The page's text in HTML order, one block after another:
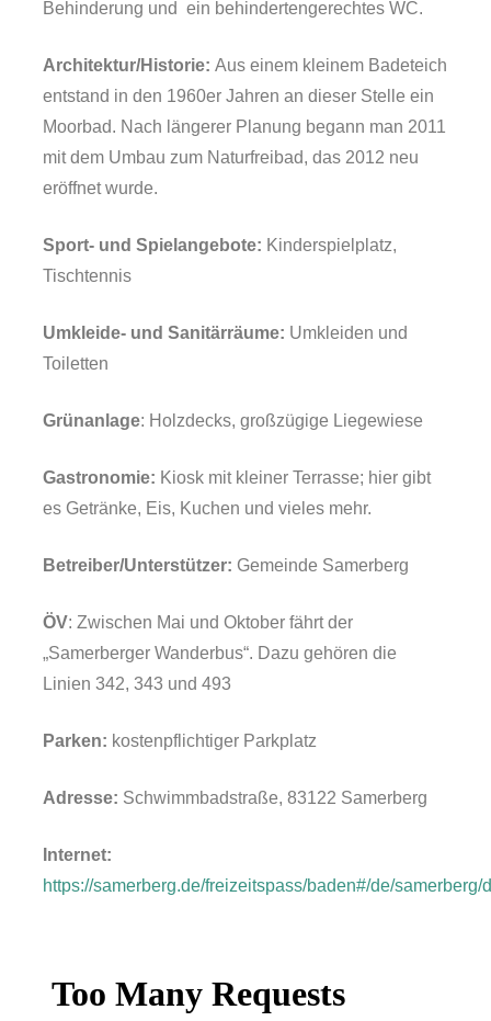
Behinderung und ein behindertengerechtes WC.
Architektur/Historie: Aus einem kleinem Badeteich
entstand in den 1960er Jahren an dieser Stelle ein
Moorbad. Nach längerer Planung begann man 2011
mit dem Umbau zum Naturfreibad, das 2012 neu
eröffnet wurde.
Sport- und Spielangebote: Kinderspielplatz,
Tischtennis
Umkleide- und Sanitärräume: Umkleiden und
Toiletten
Grünanlage: Holzdecks, großzügige Liegewiese
Gastronomie: Kiosk mit kleiner Terrasse; hier gibt
es Getränke, Eis, Kuchen und vieles mehr.
Betreiber/Unterstützer: Gemeinde Samerberg
ÖV: Zwischen Mai und Oktober fährt der
„Samerberger Wanderbus“. Dazu gehören die
Linien 342, 343 und 493
Parken: kostenpflichtiger Parkplatz
Adresse: Schwimmbadstraße, 83122 Samerberg
Internet:
https://samerberg.de/freizeitspass/baden#/de/